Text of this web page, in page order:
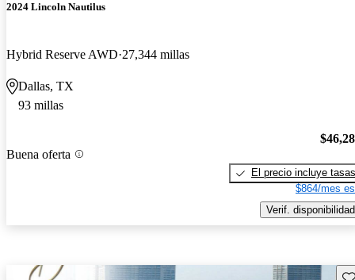
2024 Lincoln Nautilus
Hybrid Reserve AWD 27,344 millas
Dallas, TX
93 millas
Buena oferta
El precio incluye tasas
$864/mes
Verif. disponibilidad